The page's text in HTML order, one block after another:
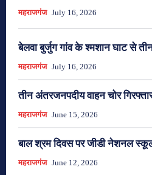
महराजगंज July 16, 2026
बेलवा बुर्जुग गांव के श्मशान घाट से
महराजगंज July 16, 2026
तीन अंतरजनपदीय वाहन चोर
महराजगंज June 15, 2026
बाल श्रम दिवस पर जीडी नेशनल
महराजगंज June 12, 2026